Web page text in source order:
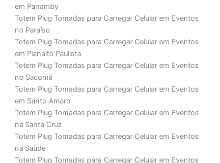
em Panamby
Totem Plug Tomadas para Carregar Celular em Eventos
no Paraíso
Totem Plug Tomadas para Carregar Celular em Eventos
em Planalto Paulista
Totem Plug Tomadas para Carregar Celular em Eventos
no Sacomã
Totem Plug Tomadas para Carregar Celular em Eventos
em Santo Amaro
Totem Plug Tomadas para Carregar Celular em Eventos
na Santa Cruz
Totem Plug Tomadas para Carregar Celular em Eventos
na Saúde
Totem Plug Tomadas para Carregar Celular em Eventos